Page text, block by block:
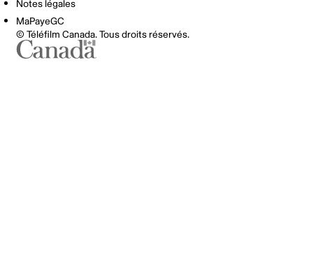
Notes légales
MaPayeGC
© Téléfilm Canada. Tous droits réservés.